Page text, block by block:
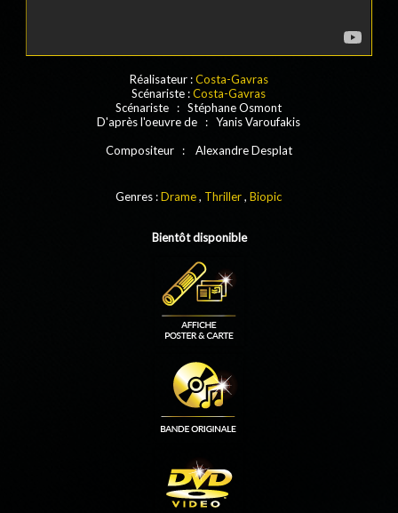
Réalisateur :Costa-Gavras
Scénariste :Costa-Gavras
Scénariste : Stéphane Osmont
D'après l'oeuvre de : Yanis Varoufakis
Compositeur : Alexandre Desplat
Genres :Drame, Thriller,Biopic
Bientôt disponible